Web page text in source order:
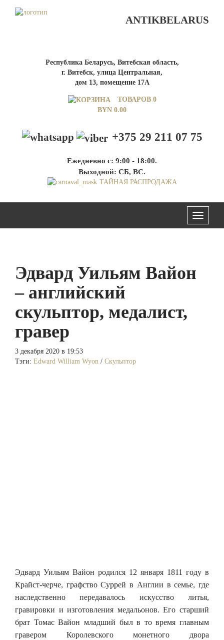
Республика Беларусь, Витебская область,
г. Витебск, улица Центральная,
дом 13, помещение 17А
ANTIKBELARUS
ТОВАРОВ 0
BYN 0.00
+375 29 211 07 75
Ежедневно с: 9:00 - 18:00.
Выходной: СБ, ВС.
ТАЙНАЯ РАСПРОДАЖА
Меню
Эдвард Уильям Вайон
– английский
скульптор, медалист,
гравер
3 декабря 2020 в 19:53
Тэги: Edward William Wyon / Скульптор
Эдвард Уильям Вайон родился 12 января 1811 году в
Крайст-черче, графство Суррей в Англии в семье, где
наследственно передавалось искусство литья,
гравировки и изготовления медальонов. Его старший
брат Томас Вайон младший был в то время главным
гравером Королевского монетного двора